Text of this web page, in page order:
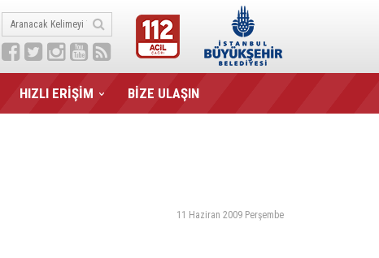
HIZLI ERİŞİM BİZE ULAŞIN
11 Haziran 2009 Perşembe